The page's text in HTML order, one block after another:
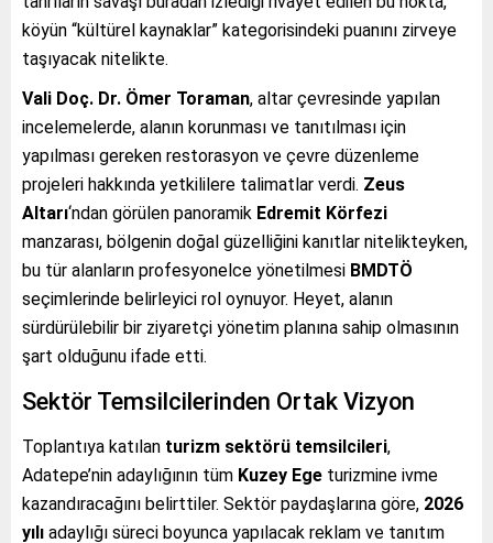
köyün “kültürel kaynaklar” kategorisindeki puanını zirveye
taşıyacak nitelikte.
Vali Doç. Dr. Ömer Toraman, altar çevresinde yapılan
incelemelerde, alanın korunması ve tanıtılması için
yapılması gereken restorasyon ve çevre düzenleme
projeleri hakkında yetkililere talimatlar verdi. Zeus
Altarı‘ndan görülen panoramik Edremit Körfezi
manzarası, bölgenin doğal güzelliğini kanıtlar nitelikteyken,
bu tür alanların profesyonelce yönetilmesi BMDTÖ
seçimlerinde belirleyici rol oynuyor. Heyet, alanın
sürdürülebilir bir ziyaretçi yönetim planına sahip olmasının
şart olduğunu ifade etti.
Sektör Temsilcilerinden Ortak Vizyon
Toplantıya katılan turizm sektörü temsilcileri,
Adatepe’nin adaylığının tüm Kuzey Ege turizmine ivme
kazandıracağını belirttiler. Sektör paydaşlarına göre, 2026
yılı adaylığı süreci boyunca yapılacak reklam ve tanıtım